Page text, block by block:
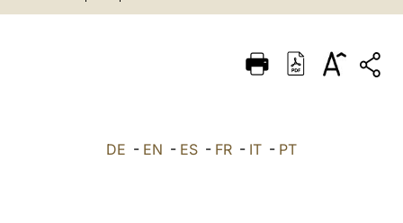
ITALIANO
DE - EN - ES - FR - IT - PT